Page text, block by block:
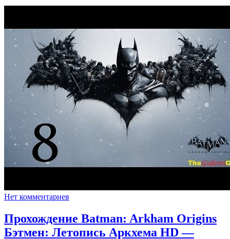
Нет комментариев
Прохождение Batman: Arkham Origins
Бэтмен: Летопись Аркхема HD —